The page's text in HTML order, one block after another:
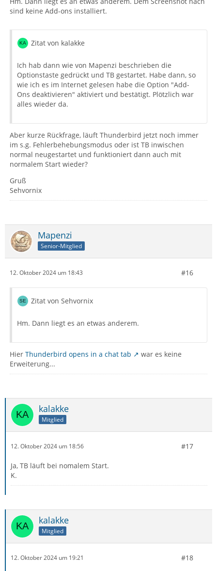
sind keine Add-ons installiert.
Zitat von kalakke
Ich hab dann wie von Mapenzi beschrieben die
Optionstaste gedrückt und TB gestartet. Habe dann, so
wie ich es im Internet gelesen habe die Option "Add-
Ons deaktivieren" aktiviert und bestätigt. Plötzlich war
alles wieder da.
Aber kurze Rückfrage, läuft Thunderbird jetzt noch immer
im s.g. Fehlerbehebungsmodus oder ist TB inwischen
normal neugestartet und funktioniert dann auch mit
normalem Start wieder?
Gruß
Sehvornix
Mapenzi
Senior-Mitglied
12. Oktober 2024 um 18:43 #16
Zitat von Sehvornix
Hm. Dann liegt es an etwas anderem.
Hier Thunderbird opens in a chat tab
war es keine
Erweiterung...
kalakke
Mitglied
12. Oktober 2024 um 18:56 #17
Ja, TB läuft bei nomalem Start.
K.
kalakke
Mitglied
12. Oktober 2024 um 19:21 #18